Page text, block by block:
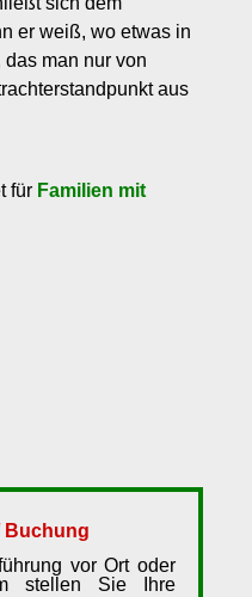
er weiß, wo etwas in
man nur von
aus
für Familien mit
Buchung
vor Ort oder
stellen Sie Ihre